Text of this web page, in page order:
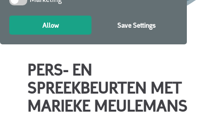
Allow Save Settings
PERS- EN
SPREEKBEURTEN MET
MARIEKE MEULEMANS